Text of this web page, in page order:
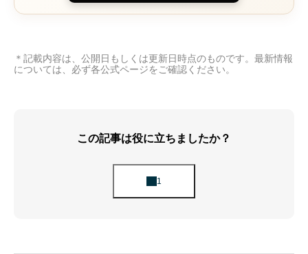
＊記載内容は、公開日もしくは更新日時点のものです。最新情報
については、必ず各公式ページをご確認ください。
この記事は役に立ちましたか？